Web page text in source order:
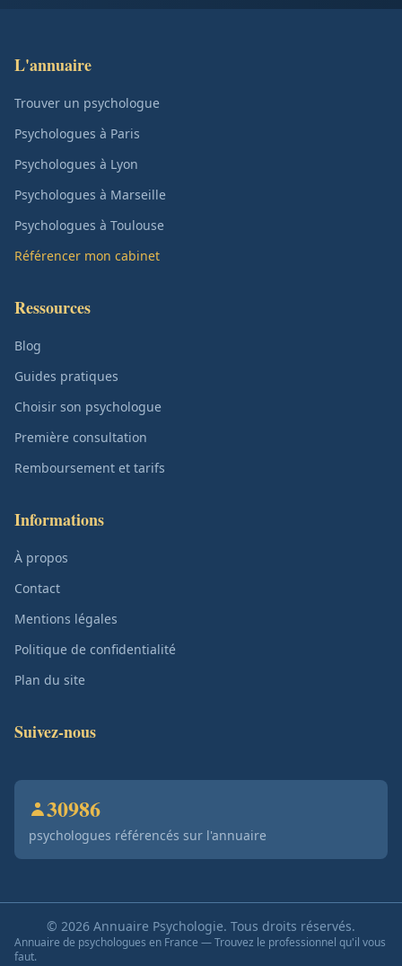
L'annuaire
Trouver un psychologue
Psychologues à Paris
Psychologues à Lyon
Psychologues à Marseille
Psychologues à Toulouse
Référencer mon cabinet
Ressources
Blog
Guides pratiques
Choisir son psychologue
Première consultation
Remboursement et tarifs
Informations
À propos
Contact
Mentions légales
Politique de confidentialité
Plan du site
Suivez-nous
30986
psychologues référencés sur l'annuaire
© 2026 Annuaire Psychologie. Tous droits réservés.
Annuaire de psychologues en France — Trouvez le professionnel qu'il vous
faut.